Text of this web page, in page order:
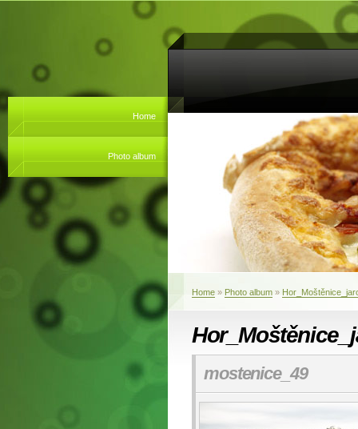
Home
Photo album
Home » Photo album »
mostenice_49